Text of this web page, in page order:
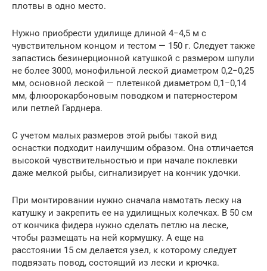
плотвы в одно место.
Нужно приобрести удилище длиной 4−4,5 м с
чувствительном концом и тестом — 150 г. Следует также
запастись безинерционной катушкой с размером шпули
не более 3000, монофильной леской диаметром 0,2−0,25
мм, основной леской — плетенкой диаметром 0,1−0,14
мм, флюорокарбоновым поводком и патерностером
или петлей Гарднера.
С учетом малых размеров этой рыбы такой вид
оснастки подходит наилучшим образом. Она отличается
высокой чувствительностью и при начале поклевки
даже мелкой рыбы, сигнализирует на кончик удочки.
При монтировании нужно сначала намотать леску на
катушку и закрепить ее на удилищных колечках. В 50 см
от кончика фидера нужно сделать петлю на леске,
чтобы размещать на ней кормушку. А еще на
расстоянии 15 см делается узел, к которому следует
подвязать повод, состоящий из лески и крючка.